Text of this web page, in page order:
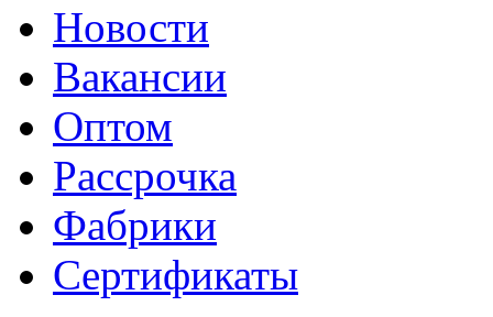
Новости
Вакансии
Оптом
Рассрочка
Фабрики
Сертификаты